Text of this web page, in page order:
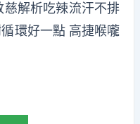
慈解析吃辣流汗不排
環好一點 高捷喉嚨